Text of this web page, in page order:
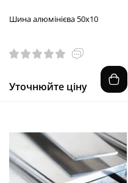
Шина алюмінієва 50х10
Уточнюйте ціну